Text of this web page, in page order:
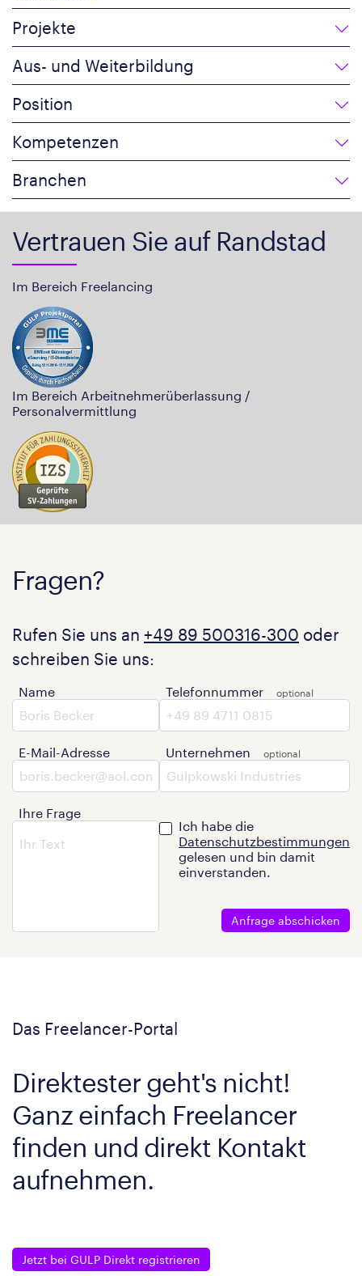
Projekte
Aus- und Weiterbildung
Position
Kompetenzen
Branchen
Vertrauen Sie auf Randstad
Im Bereich Freelancing
Im Bereich Arbeitnehmerüberlassung /
Personalvermittlung
Fragen?
Rufen Sie uns an +49 89 500316-300 oder
schreiben Sie uns:
Name
E-Mail-Adresse
Ihre Frage
Telefonnummer
Unternehmen
Ich habe die
Datenschutzbestimmungen
gelesen und bin damit
einverstanden.
Anfrage abschicken
Das Freelancer-Portal
Direktester geht's nicht!
Ganz einfach Freelancer
finden und direkt Kontakt
aufnehmen.
Jetzt bei GULP Direkt registrieren